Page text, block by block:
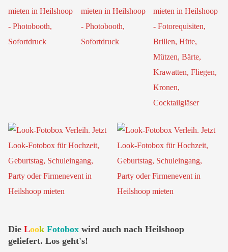
Die Look Fotobox wird auch nach Heilshoop
geliefert. Los geht's!